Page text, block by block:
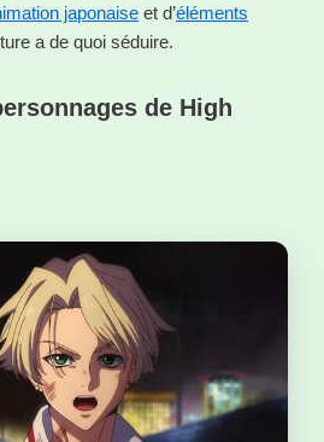
japonaise et d’éléments
a de quoi séduire.
de High